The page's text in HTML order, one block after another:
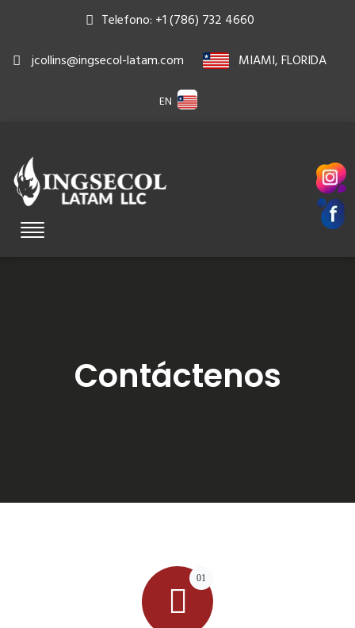
Telefono: +1 (786) 732 4660
jcollins@ingsecol-latam.com
MIAMI, FLORIDA
EN
Contáctenos
01